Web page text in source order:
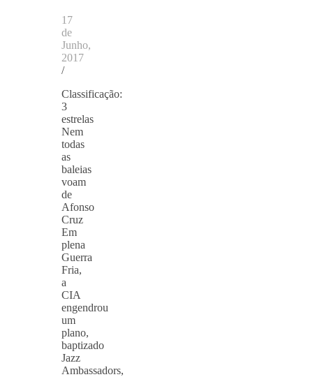
17
de
Junho,
2017
/
Classificação:
3
estrelas
Nem
todas
as
baleias
voam
de
Afonso
Cruz
Em
plena
Guerra
Fria,
a
CIA
engendrou
um
plano,
baptizado
Jazz
Ambassadors,